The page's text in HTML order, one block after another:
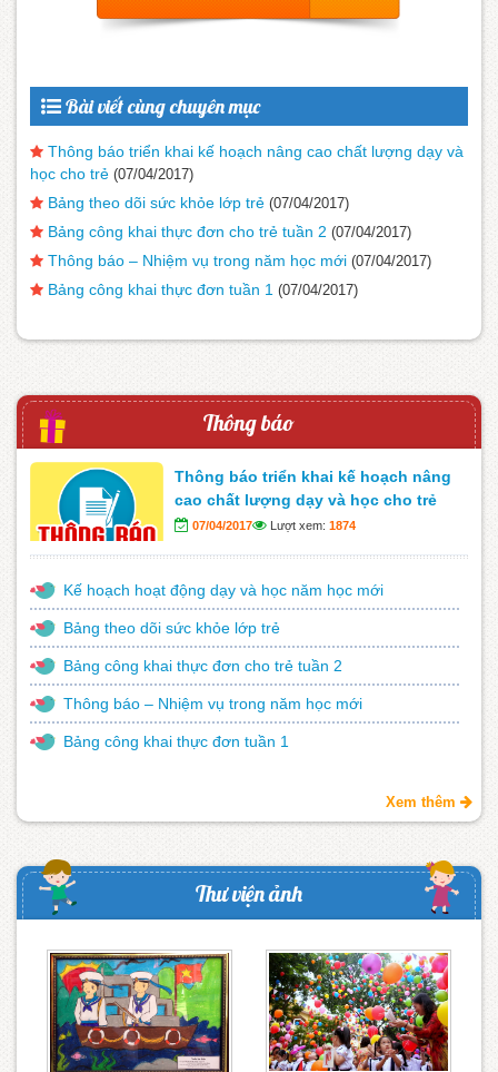
Bài viết cùng chuyên mục
Thông báo triển khai kế hoạch nâng cao chất lượng dạy và
học cho trẻ (07/04/2017)
Bảng theo dõi sức khỏe lớp trẻ (07/04/2017)
Bảng công khai thực đơn cho trẻ tuần 2 (07/04/2017)
Thông báo – Nhiệm vụ trong năm học mới (07/04/2017)
Bảng công khai thực đơn tuần 1 (07/04/2017)
Thông báo
Thông báo triển khai kế hoạch nâng
cao chất lượng dạy và học cho trẻ
07/04/2017 Lượt xem: 1874
Kế hoạch hoạt động dạy và học năm học mới
Bảng theo dõi sức khỏe lớp trẻ
Bảng công khai thực đơn cho trẻ tuần 2
Thông báo – Nhiệm vụ trong năm học mới
Bảng công khai thực đơn tuần 1
Xem thêm
Thư viện ảnh